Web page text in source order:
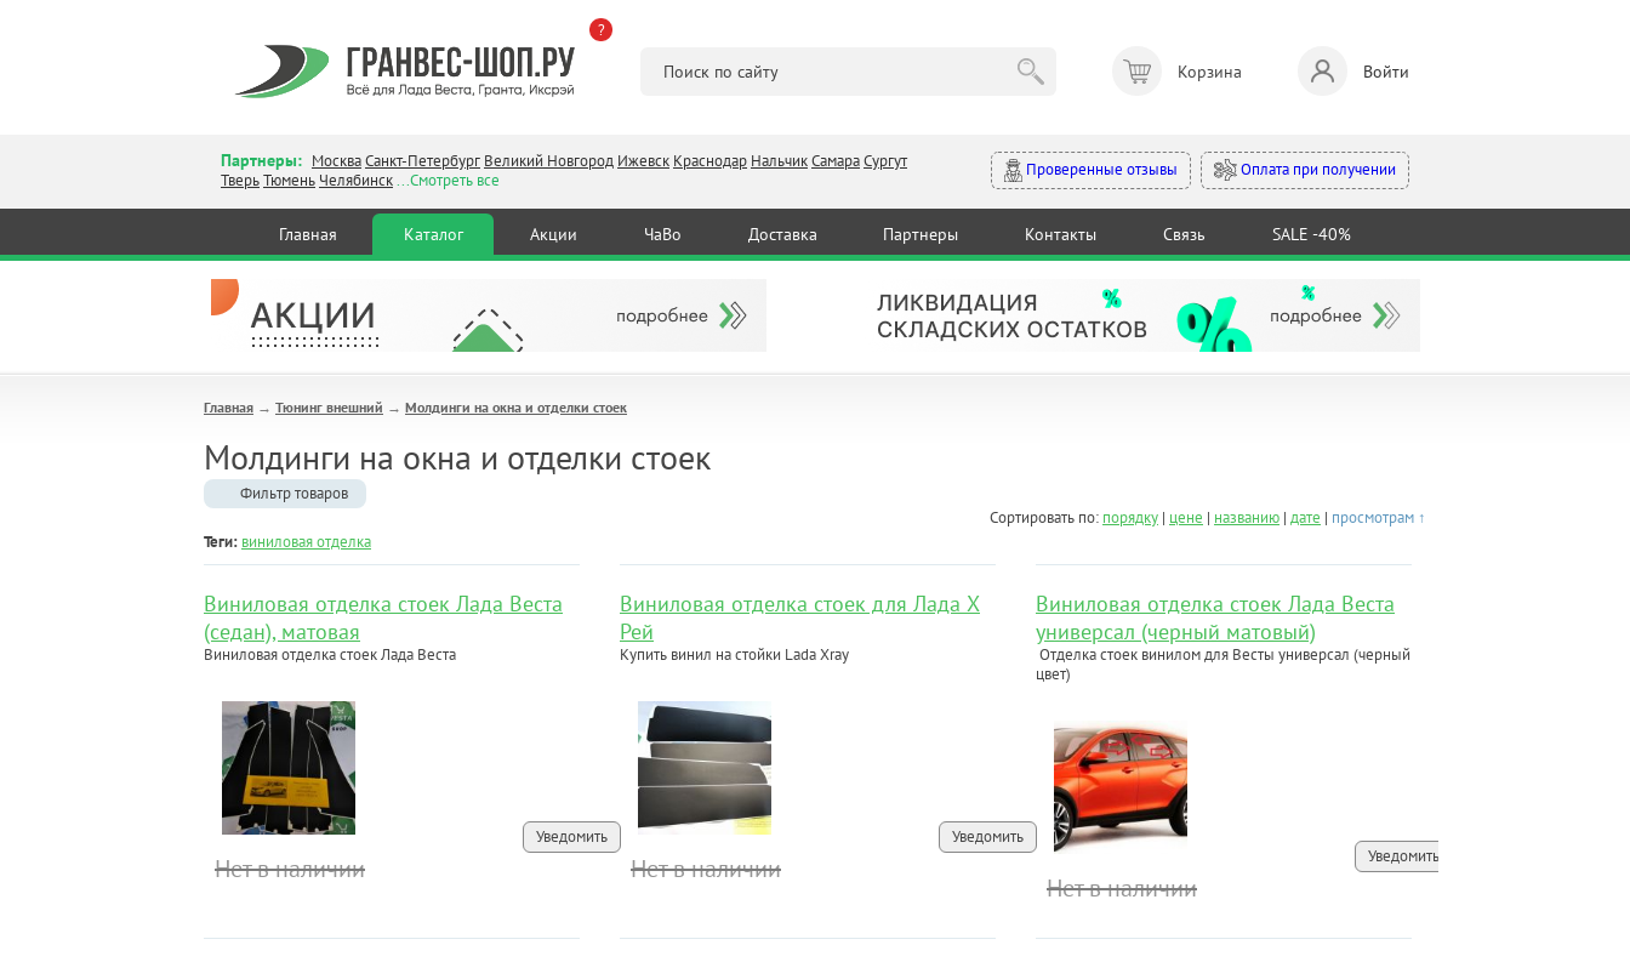
?
Корзина Войти
Партнеры: МоскваСанкт-Петербург Великий Новгород Ижевск Краснодар НальчикСамараСургут
ТверьТюмень Челябинск...Смотреть все
Проверенные отзывы Оплата при получении
Главная Каталог Акции ЧаВо Доставка Партнеры Контакты Связь SALE -40%
Главная → Тюнинг внешний → Молдинги на окна и отделки стоек
Молдинги на окна и отделки стоек
Фильтр товаров
Сортировать по: порядку | цене | названию | дате | просмотрам ↑
Теги: виниловая отделка
Виниловая отделка стоек Лада Веста
(седан), матовая
Виниловая отделка стоек Лада Веста
Нет в наличии
Уведомить
Виниловая отделка стоек для Лада Х
Рей
Купить винил на стойки Lada Xray
Нет в наличии
Уведомить
Виниловая отделка стоек Лада Веста
универсал (черный матовый)
Отделка стоек винилом для Весты универсал (черный
цвет)
Нет в наличии
Уведомить